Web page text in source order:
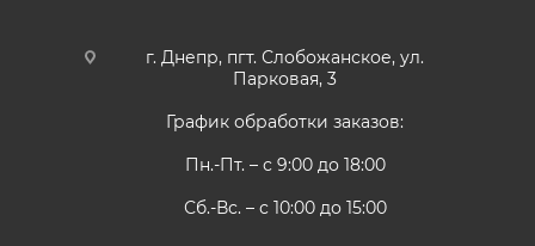
г. Днепр, пгт. Слобожанское, ул.
Парковая, 3
График обработки заказов:
Пн.-Пт. – с 9:00 до 18:00
Сб.-Вс. – с 10:00 до 15:00